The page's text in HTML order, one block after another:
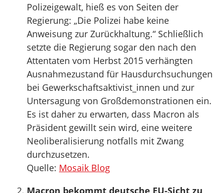
Polizeigewalt, hieß es von Seiten der
Regierung: „Die Polizei habe keine
Anweisung zur Zurückhaltung.“ Schließlich
setzte die Regierung sogar den nach den
Attentaten vom Herbst 2015 verhängten
Ausnahmezustand für Hausdurchsuchungen
bei Gewerkschaftsaktivist_innen und zur
Untersagung von Großdemonstrationen ein.
Es ist daher zu erwarten, dass Macron als
Präsident gewillt sein wird, eine weitere
Neoliberalisierung notfalls mit Zwang
durchzusetzen.
Quelle: Mosaik Blog
Macron bekommt deutsche EU-Sicht zu